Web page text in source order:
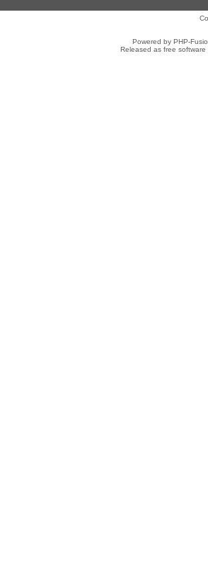
Powered by PHP-
Released as free